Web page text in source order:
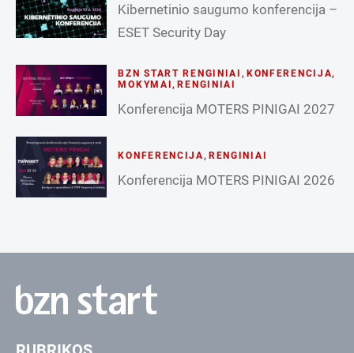
Kibernetinio saugumo konferencija –
ESET Security Day
BZN START RENGINIAI , KONFERENCIJA,
MOKYMAI ,RENGINIAI
Konferencija MOTERS PINIGAI 2027
KONFERENCIJA , RENGINIAI
Konferencija MOTERS PINIGAI 2026